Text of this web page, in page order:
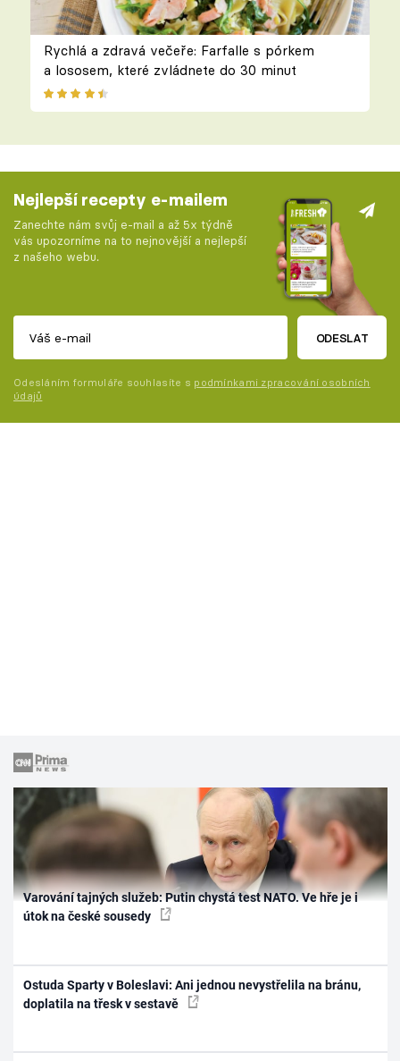
Rychlá a zdravá večeře: Farfalle s pórkem
a lososem, které zvládnete do 30 minut
Nejlepší recepty e-mailem
Zanechte nám svůj e-mail a až 5x týdně
vás upozorníme na to nejnovější a nejlepší
z našeho webu.
ODESLAT
Odesláním formuláře souhlasíte s podmínkami zpracování osobních
údajů
Varování tajných služeb: Putin chystá test NATO. Ve hře je i
útok na české sousedy
Ostuda Sparty v Boleslavi: Ani jednou nevystřelila na bránu,
doplatila na třesk v sestavě